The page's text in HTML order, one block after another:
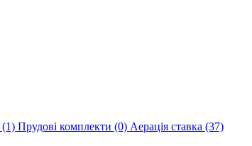
(1) Прудові комплекти (0) Аерація ставка (37)